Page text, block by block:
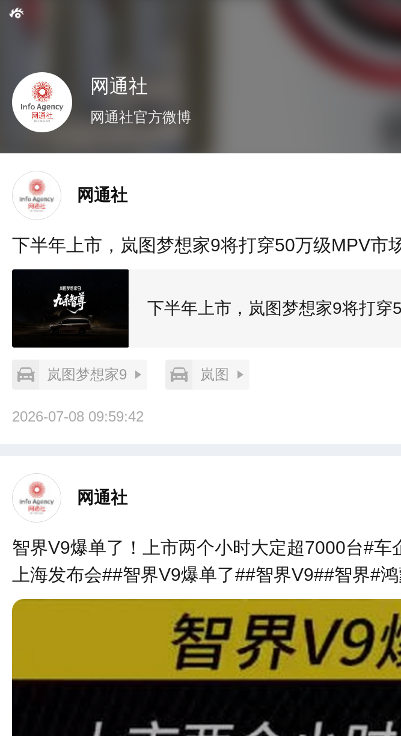
网通社
网通社官方微博
网通社
下半年上市，岚图梦想家9将打穿50万级MPV市
下半年上市，岚图梦想家9将打穿
岚图梦想家9 岚图
2026-07-08 09:59:42
网通社
智界V9爆单了！上市两个小时大定超7000台#
上海发布会##智界V9爆单了##智界V9##智界#